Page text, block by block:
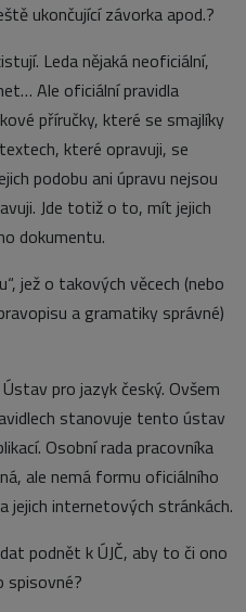
ukončující závorka apod.?
Leda nějaká neoficiální,
Ale oficiální pravidla
příručky, které se smajlíky
které opravuji, se
podobu ani úpravu nejsou
Jde totiž o to, mít jejich
dokumentu.
jež o takových věcech (nebo
a gramatiky správné)
pro jazyk český. Ovšem
stanovuje tento ústav
Osobní rada pracovníka
ale nemá formu oficiálního
jejich internetových stránkách.
podnět k ÚJČ, aby to či ono
spisovné?